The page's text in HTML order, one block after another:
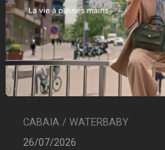
CABAIA / WATERBABY
26/07/2026